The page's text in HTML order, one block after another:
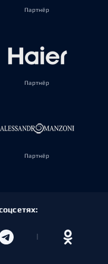
Партнёр
Партнёр
Партнёр